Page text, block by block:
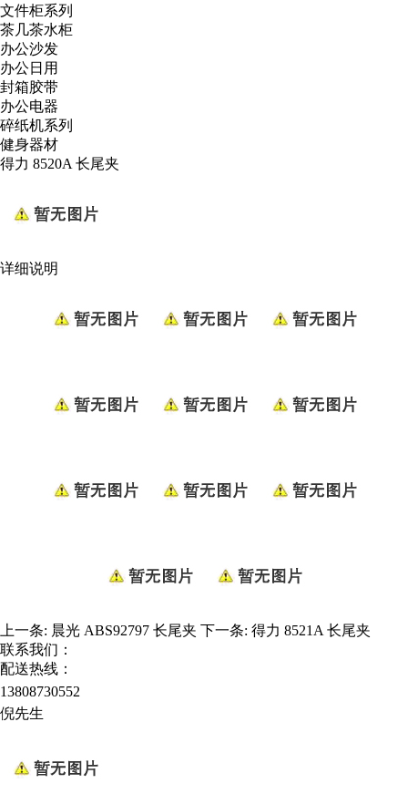
文件柜系列
茶几茶水柜
办公沙发
办公日用
封箱胶带
办公电器
碎纸机系列
健身器材
得力 8520A 长尾夹
详细说明
上一条: 晨光 ABS92797 长尾夹 下一条: 得力 8521A 长尾夹
联系我们：
配送热线：
13808730552
倪先生